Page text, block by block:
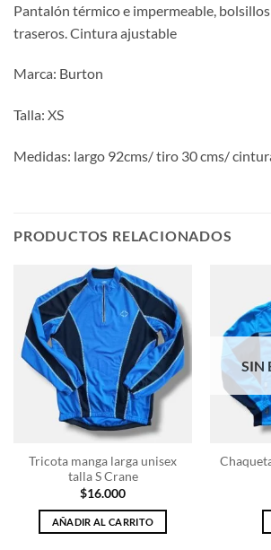
Pantalón térmico e impermeable,
traseros. Cintura ajustable
Marca: Burton
Talla: XS
Medidas: largo 92cms/ tiro 30 cms/
PRODUCTOS RELACIONADOS
Tricota manga larga unisex
talla S Crane
$16.000
AÑADIR AL CARRITO
SIN